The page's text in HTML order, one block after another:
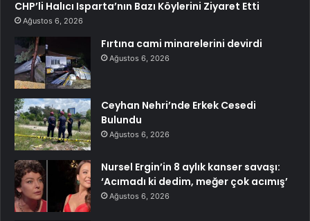
CHP’li Halıcı Isparta’nın Bazı Köylerini Ziyaret Etti
Ağustos 6, 2026
Fırtına cami minarelerini devirdi
Ağustos 6, 2026
Ceyhan Nehri’nde Erkek Cesedi
Bulundu
Ağustos 6, 2026
Nursel Ergin’in 8 aylık kanser savaşı:
‘Acımadı ki dedim, meğer çok acımış’
Ağustos 6, 2026